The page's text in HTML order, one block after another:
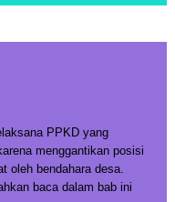
PPKD yang
menggantikan posisi
oleh bendahara desa.
baca dalam bab ini